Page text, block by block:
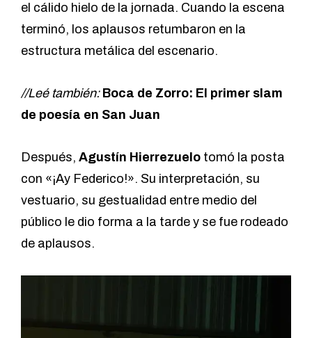
el cálido hielo de la jornada. Cuando la escena
terminó, los aplausos retumbaron en la
estructura metálica del escenario.
//Leé también: Boca de Zorro: El primer slam
de poesía en San Juan
Después, Agustín Hierrezuelo tomó la posta
con «¡Ay Federico!». Su interpretación, su
vestuario, su gestualidad entre medio del
público le dio forma a la tarde y se fue rodeado
de aplausos.